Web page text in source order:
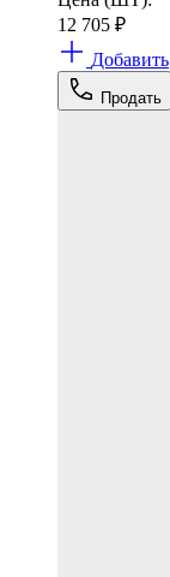
12 705 ₽
Добавить
Продать